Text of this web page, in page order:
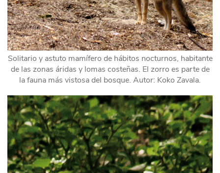
Solitario y astuto mamífero de hábitos nocturnos, habitante
de las zonas áridas y lomas costeñas. El zorro es parte de
la fauna más vistosa del bosque. Autor: Koko Zavala.